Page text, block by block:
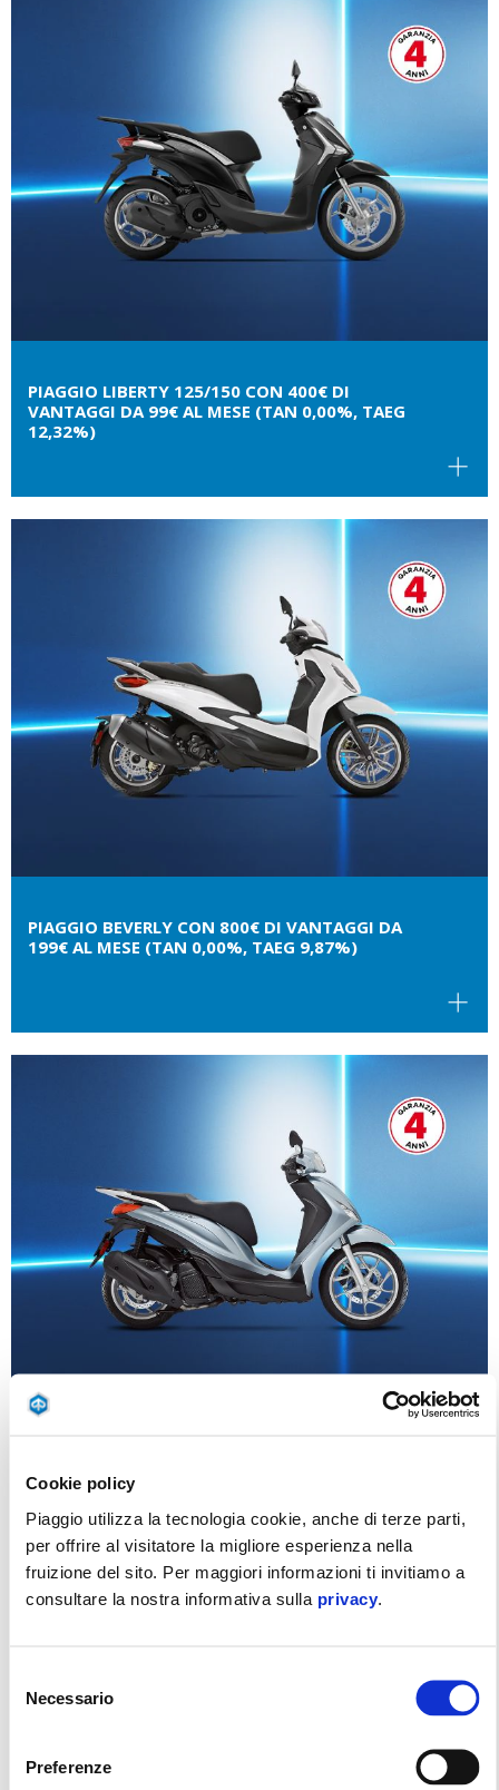
Cookie policy
Piaggio utilizza la tecnologia cookie, anche di terze parti,
per offrire al visitatore la migliore esperienza nella
fruizione del sito. Per maggiori informazioni ti invitiamo a
consultare la nostra informativa sulla privacy
delNecessario
Preferenze
PIAGGIO LIBERTY 125/150 CON 400€ DI
VANTAGGI DA 99€ AL MESE (TAN 0,00%, TAEG
12,32%)
PIAGGIO BEVERLY CON 800€ DI VANTAGGI DA
199€ AL MESE (TAN 0,00%, TAEG 9,87%)
109€ AL MESE (TAN 0,00%, TAEG 11,10%)